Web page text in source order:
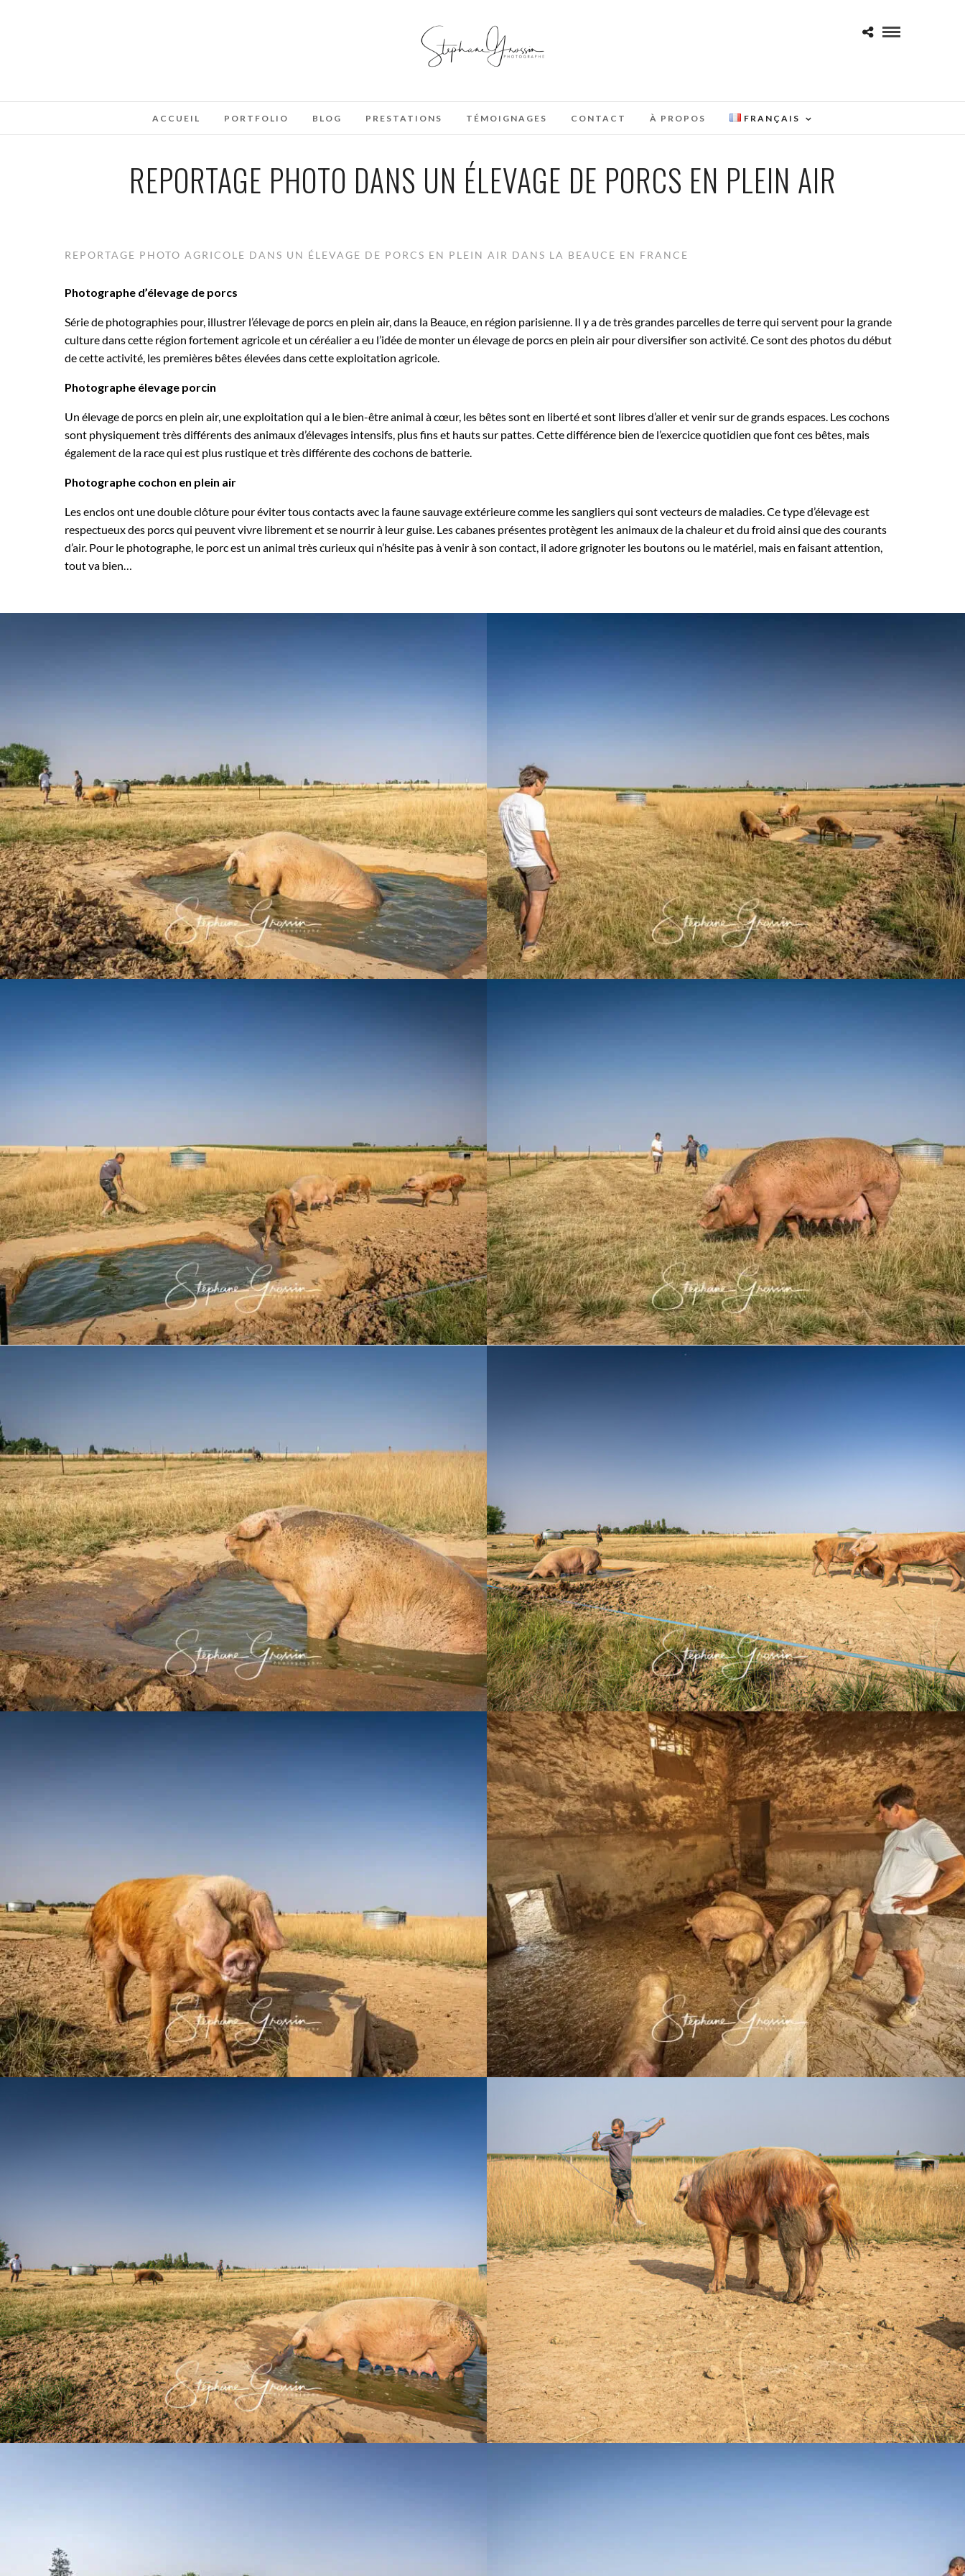
ACCUEIL PORTFOLIO BLOG PRESTATIONS TÉMOIGNAGES CONTACT À PROPOS FRANÇAIS
REPORTAGE PHOTO DANS UN ÉLEVAGE DE PORCS EN PLEIN AIR
REPORTAGE PHOTO AGRICOLE DANS UN ÉLEVAGE DE PORCS EN PLEIN AIR DANS LA BEAUCE EN FRANCE
Photographe d’élevage de porcs
Série de photographies pour, illustrer l’élevage de porcs en plein air, dans la Beauce, en région parisienne. Il y a de très grandes parcelles de terre qui servent pour la grande
culture dans cette région fortement agricole et un céréalier a eu l’idée de monter un élevage de porcs en plein air pour diversifier son activité. Ce sont des photos du début
de cette activité, les premières bêtes élevées dans cette exploitation agricole.
Photographe élevage porcin
Un élevage de porcs en plein air, une exploitation qui a le bien-être animal à cœur, les bêtes sont en liberté et sont libres d’aller et venir sur de grands espaces. Les cochons
sont physiquement très différents des animaux d’élevages intensifs, plus fins et hauts sur pattes. Cette différence bien de l’exercice quotidien que font ces bêtes, mais
également de la race qui est plus rustique et très différente des cochons de batterie.
Photographe cochon en plein air
Les enclos ont une double clôture pour éviter tous contacts avec la faune sauvage extérieure comme les sangliers qui sont vecteurs de maladies. Ce type d’élevage est
respectueux des porcs qui peuvent vivre librement et se nourrir à leur guise. Les cabanes présentes protègent les animaux de la chaleur et du froid ainsi que des courants
d’air. Pour le photographe, le porc est un animal très curieux qui n’hésite pas à venir à son contact, il adore grignoter les boutons ou le matériel, mais en faisant attention,
tout va bien…